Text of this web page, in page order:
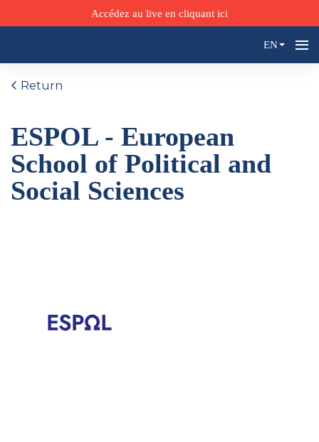
Accédez au live en cliquant ici
EN
Return
ESPOL - European
School of Political and
Social Sciences